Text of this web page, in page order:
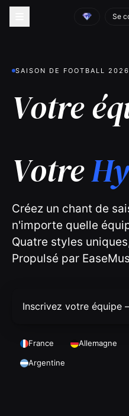
Se
SAISON DE FOOTBALL
Votre
Votre
Créez un chant de
n'importe quelle
Quatre styles
Propulsé par
France Allemagne
Argentine